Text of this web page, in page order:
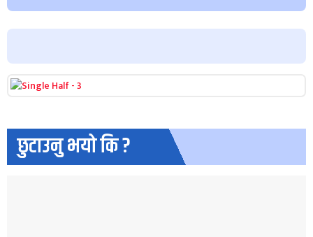
छुटाउनु भयो कि ?